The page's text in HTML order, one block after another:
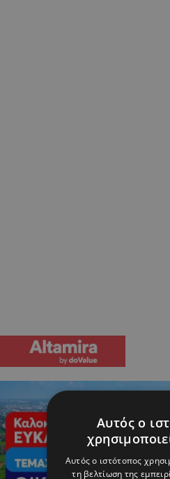
Αυτός ο
Αυτός ο ιστότοπος
τη βελτίωση της